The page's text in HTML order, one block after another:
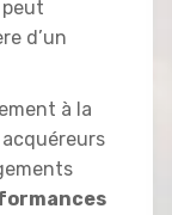
d’un
à la